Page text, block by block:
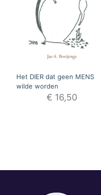
Het DIER dat geen MENS
wilde worden
€ 16,50